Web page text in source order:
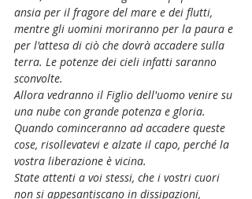
ansia per il fragore del mare e dei flutti,
mentre gli uomini moriranno per la paura e
per l'attesa di ciò che dovrà accadere sulla
terra. Le potenze dei cieli infatti saranno
sconvolte.
Allora vedranno il Figlio dell'uomo venire su
una nube con grande potenza e gloria.
Quando cominceranno ad accadere queste
cose, risollevatevi e alzate il capo, perché la
vostra liberazione è vicina.
State attenti a voi stessi, che i vostri cuori
non si appesantiscano in dissipazioni,